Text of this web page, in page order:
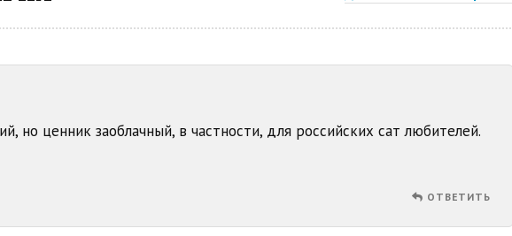
но ценник заоблачный, в частности, для российских сат любителей.
ОТВЕТИТЬ